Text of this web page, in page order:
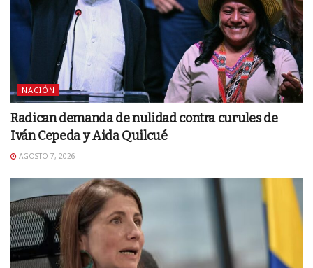
NACIÓN
Radican demanda de nulidad contra curules de
Iván Cepeda y Aida Quilcué
AGOSTO 7, 2026